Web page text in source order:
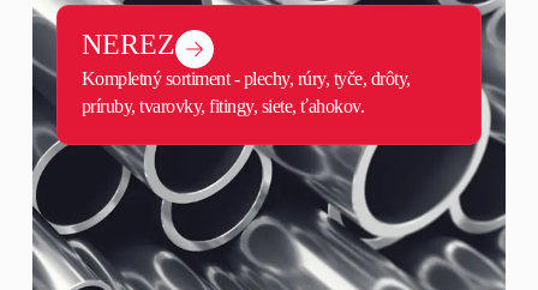
NEREZ
Kompletný sortiment - plechy, rúry, tyče, drôty,
príruby, tvarovky, fitingy, siete, ťahokov.